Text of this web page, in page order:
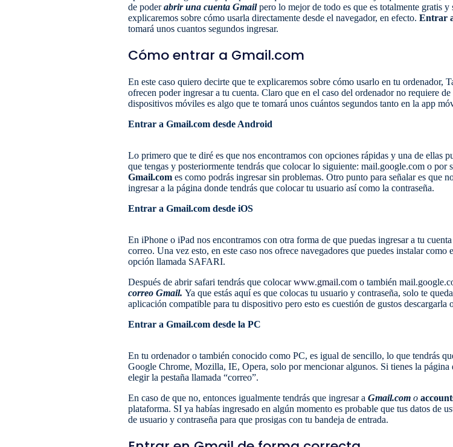
de poderabrir una cuenta Gmailpero lo mejor de todo es que es totalmente gratis
explicaremos sobre cómo usarla directamente desde el navegador, en efecto. Entrar
tomará unos cuantos segundos ingresar.
Cómo entrar a Gmail.com
En este caso quiero decirte que te explicaremos sobre cómo usarlo en tu ordenador,
ofrecen poder ingresar a tu cuenta. Claro que en el caso del ordenador no requiere
dispositivos móviles es algo que te tomará unos cuántos segundos tanto en la app
Entrar a Gmail.com desde Android
Lo primero que te diré es que nos encontramos con opciones rápidas y una de ellas
que tengas y posteriormente tendrás que colocar lo siguiente: mail.google.com o
Gmail.com es como podrás ingresar sin problemas. Otro punto para señalar es que
ingresar a la página donde tendrás que colocar tu usuario así como la contraseña.
Entrar a Gmail.com desde iOS
En iPhone o iPad nos encontramos con otra forma de que puedas ingresar a tu
correo. Una vez esto, en este caso nos ofrece navegadores que puedes instalar
opción llamada SAFARI.
Después de abrir safari tendrás que colocarwww.gmail.com o también
correo Gmail. Ya que estás aquí es que colocas tu usuario y contraseña, solo te
aplicación compatible para tu dispositivo pero esto es cuestión de gustos descargarla
Entrar a Gmail.com desde la PC
En tu ordenador o también conocido como PC, es igual de sencillo, lo que tendrás
Google Chrome, Mozilla, IE, Opera, solo por mencionar algunos. Si tienes la
elegir la pestaña llamada “correo”.
En caso de que no, entonces igualmente tendrás que ingresar a Gmail.com o
plataforma. SI ya habías ingresado en algún momento es probable que tus datos de
de usuario y contraseña para que prosigas con tu bandeja de entrada.